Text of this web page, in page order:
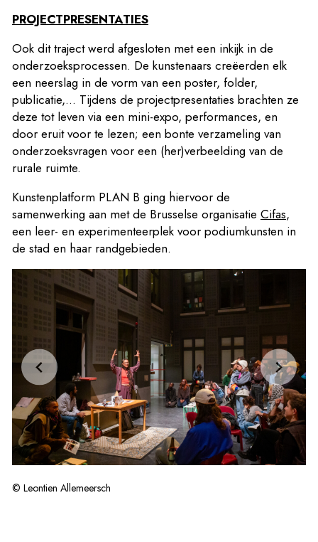
PROJECTPRESENTATIES
Ook dit traject werd afgesloten met een inkijk in de
onder­zoeks­pro­ces­sen. De kunstenaars creëerden elk
een neerslag in de vorm van een poster, folder,
publicatie,... Tijdens de projectpresentaties brachten ze
deze tot leven via een mini-expo, performances, en
door eruit voor te lezen; een bonte verzameling van
onderzoeksvragen voor een (her)verbeelding van de
rurale ruimte.
Kunstenplatform PLAN B ging hiervoor de
samenwerking aan met de Brusselse organisatie Cifas,
een leer- en experimenteerplek voor podiumkunsten in
de stad en haar randgebieden.
© Leontien Allemeersch